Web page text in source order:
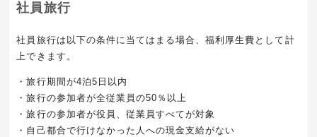
社員旅行
社員旅行は以下の条件に当てはまる場合、福利厚生費として計
上できます。
・旅行期間が4泊5日以内
・旅行の参加者が全従業員の50％以上
・旅行の参加者が役員、従業員すべてが対象
・自己都合で行けなかった人への現金支給がない